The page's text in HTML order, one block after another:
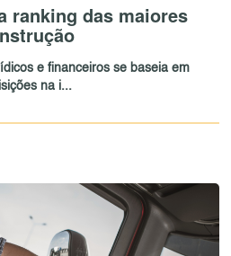
ranking das maiores
e financeiros se baseia em
na i...